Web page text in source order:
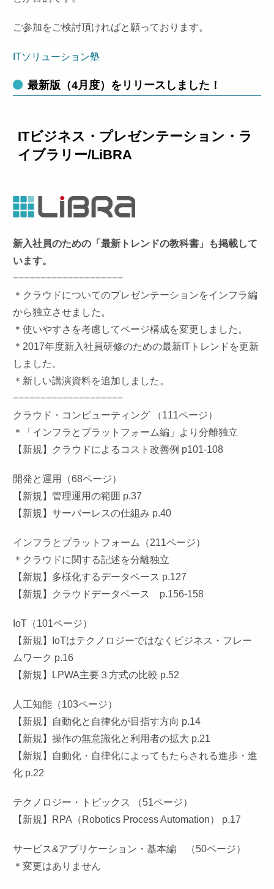
ご参加をご検討頂ければと願っております。
ITソリューション塾
最新版（4月度）をリリースしました！
ITビジネス・プレゼンテーション・ラ
イブラリー/LiBRA
新入社員のための「最新トレンドの教科書」も掲載して
います。
−−−−−−−−−−−−−−−−−−−−
＊クラウドについてのプレゼンテーションをインフラ編
から独立させました。
＊使いやすさを考慮してページ構成を変更しました。
＊2017年度新入社員研修のための最新ITトレンドを更新
しました。
＊新しい講演資料を追加しました。
−−−−−−−−−−−−−−−−−−−−
クラウド・コンピューティング （111ページ）
＊「インフラとプラットフォーム編」より分離独立
【新規】クラウドによるコスト改善例 p101-108
開発と運用（68ページ）
【新規】管理運用の範囲 p.37
【新規】サーバーレスの仕組み p.40
インフラとプラットフォーム（211ページ）
＊クラウドに関する記述を分離独立
【新規】多様化するデータベース p.127
【新規】クラウドデータベース p.156-158
IoT（101ページ）
【新規】IoTはテクノロジーではなくビジネス・フレー
ムワーク p.16
【新規】LPWA主要３方式の比較 p.52
人工知能（103ページ）
【新規】自動化と自律化が目指す方向 p.14
【新規】操作の無意識化と利用者の拡大 p.21
【新規】自動化・自律化によってもたらされる進歩・進
化 p.22
テクノロジー・トピックス （51ページ）
【新規】RPA（Robotics Process Automation） p.17
サービス&アプリケーション・基本編 （50ページ）
＊変更はありません